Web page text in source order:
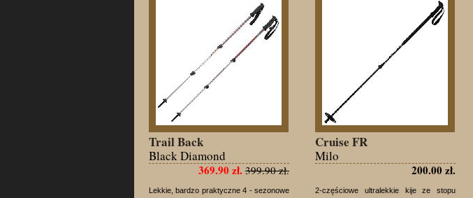
Trail Back
Black Diamond
369.90 zł. 399.90 zł.
Lekkie, bardzo praktyczne 4 - sezonowe
Cruise FR
Milo
200.00 zł.
2-częściowe ultralekkie kije ze stopu